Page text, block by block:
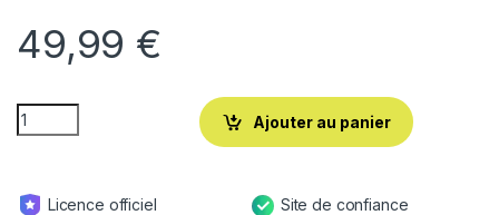
49,99 €
Ajouter au panier
Licence officiel Site de confiance